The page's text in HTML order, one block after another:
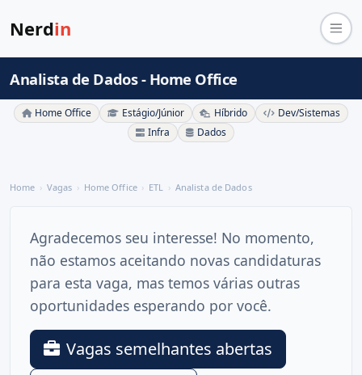
Nerdin
Analista de Dados - Home Office
Home Office Estágio/Júnior Híbrido
Dev/Sistemas
Infra
Dados
Home Vagas Home Office ETL Analista de Dados
Agradecemos seu interesse! No momento,
não estamos aceitando novas candidaturas
para esta vaga, mas temos várias outras
oportunidades esperando por você.
Vagas semelhantes abertas